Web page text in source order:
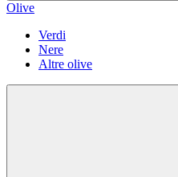
Olive
Verdi
Nere
Altre olive